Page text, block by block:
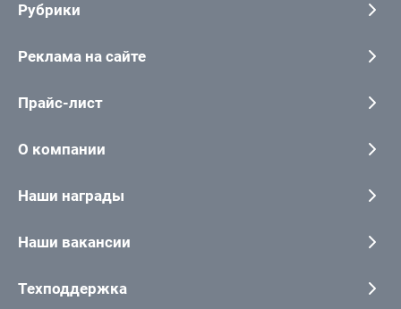
Рубрики
Реклама на сайте
Прайс-лист
О компании
Наши награды
Наши вакансии
Техподдержка